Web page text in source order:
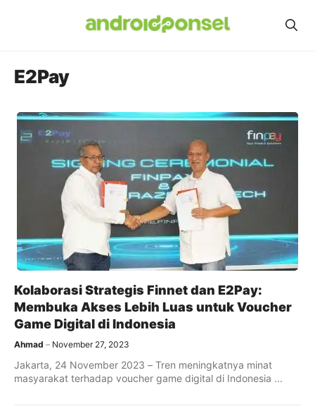
E2Pay
Kolaborasi Strategis Finnet dan E2Pay:
Membuka Akses Lebih Luas untuk Voucher
Game Digital di Indonesia
Ahmad November 27, 2023
Jakarta, 24 November 2023 – Tren meningkatnya minat
masyarakat terhadap voucher game digital di Indonesia ...